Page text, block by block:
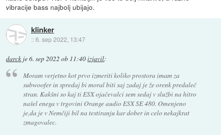
vibracije bass najbolj ubijajo.
klinker
::6. sep 2022, 13:47
darck je6. sep 2022 ob 11:40izjavil:
Moram verjetno kot prvo izmeriti koliko prostora imam za
subwoofer in spredaj bi moral biti saj zadaj je že orenk predaleč
stran. Kakšni so kaj ti ESX ojačevalci sem sedaj v službi na hitro
našel enega v trgovini Orange audio ESX SE 480. Omenjeno
je,da je v Nemčiji bil na testiranju kar dober in celo nekajkrat
zmagovalec.